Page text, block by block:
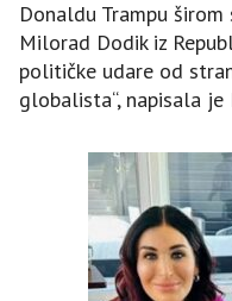
Donaldu Trampu
Milorad Dodik iz
političke udare od
globalista“, napisala je